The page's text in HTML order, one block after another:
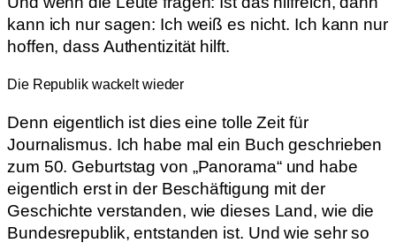
kann ich nur sagen: Ich weiß es nicht. Ich kann nur
hoffen, dass Authentizität hilft.
Die Republik wackelt wieder
Denn eigentlich ist dies eine tolle Zeit für
Journalismus. Ich habe mal ein Buch geschrieben
zum 50. Geburtstag von „Panorama“ und habe
eigentlich erst in der Beschäftigung mit der
Geschichte verstanden, wie dieses Land, wie die
Bundesrepublik, entstanden ist. Und wie sehr so